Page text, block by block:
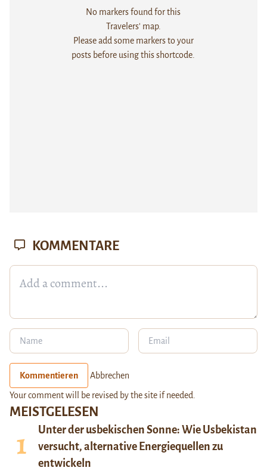
No markers found for this
Travelers' map.
Please add some markers to your
posts before using this shortcode.
MEISTGELESEN
Unter der usbekischen Sonne: Wie Usbekistan
versucht, alternative Energiequellen zu
entwickeln
KOMMENTARE
Kommentieren Abbrechen
Your comment will be revised by the site if needed.